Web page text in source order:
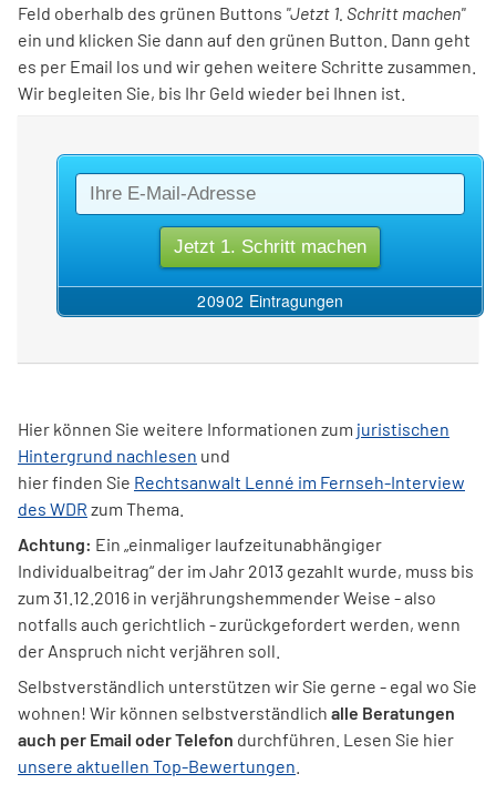
Feld oberhalb des grünen Buttons "Jetzt 1. Schritt machen"
ein und klicken Sie dann auf den grünen Button. Dann geht
es per Email los und wir gehen weitere Schritte zusammen.
Wir begleiten Sie, bis Ihr Geld wieder bei Ihnen ist.
Hier können Sie weitere Informationen zum juristischen
Hintergrund nachlesen und
hier finden Sie Rechtsanwalt Lenné im Fernseh-Interview
des WDR zum Thema.
Achtung: Ein „einmaliger laufzeitunabhängiger
Individualbeitrag“ der im Jahr 2013 gezahlt wurde, muss bis
zum 31.12.2016 in verjährungshemmender Weise - also
notfalls auch gerichtlich - zurückgefordert werden, wenn
der Anspruch nicht verjähren soll.
Selbstverständlich unterstützen wir Sie gerne - egal wo Sie
wohnen! Wir können selbstverständlich alle Beratungen
auch per Email oder Telefon durchführen. Lesen Sie hier
unsere aktuellen Top-Bewertungen